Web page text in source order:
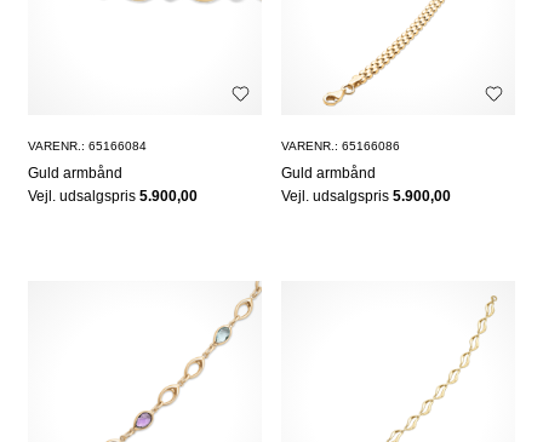
VARENR.: 65166084
Guld armbånd
Vejl. udsalgspris 5.900,00
VARENR.: 65166086
Guld armbånd
Vejl. udsalgspris5.900,00